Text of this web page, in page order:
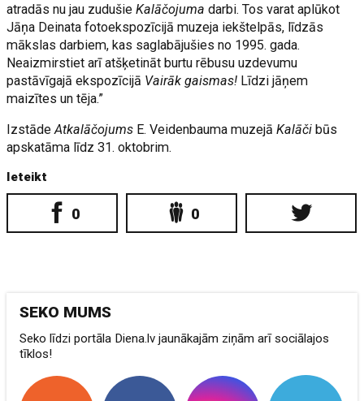
atradās nu jau zudušieKalāčojuma darbi. Tos varat aplūkot
Jāņa Deinata fotoekspozīcijā muzeja iekštelpās, līdzās
mākslas darbiem, kas saglabājušies no 1995. gada.
Neaizmirstiet arī atšķetināt burtu rēbusu uzdevumu
pastāvīgajā ekspozīcijā Vairāk gaismas! Līdzi jāņem
maizītes un tēja.”
IzstādeAtkalāčojums E. Veidenbauma muzejā Kalāči būs
apskatāma līdz 31. oktobrim.
Ieteikt
0 0
SEKO MUMS
Seko līdzi portāla Diena.lv jaunākajām ziņām arī sociālajos
tīklos!